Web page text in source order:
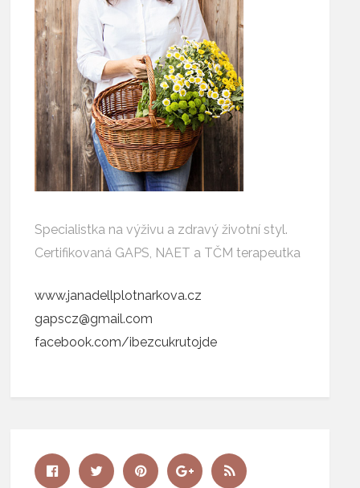
Specialistka na výživu a zdravý životní styl.
Certifikovaná GAPS, NAET a TČM terapeutka
www.janadellplotnarkova.cz
gapscz@gmail.com
facebook.com/ibezcukrutojde